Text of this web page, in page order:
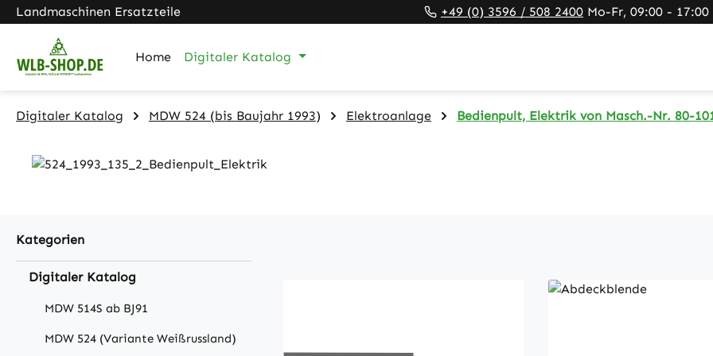
Hauptinhalt springen
Zur Suche springen
Zur Hauptnavigation springen
Landmaschinen Ersatzteile +49 (0) 3596 / 508 2400 Mo-Fr, 09:00 - 17:00
Home Digitaler Katalog
Digitaler Katalog MDW 524 (bis Baujahr 1993) Elektroanlage Bedienpult, Elektrik von Masch.-Nr. 80-
Kategorien
Digitaler Katalog
MDW 514S ab BJ91
MDW 524 (Variante Weißrussland)